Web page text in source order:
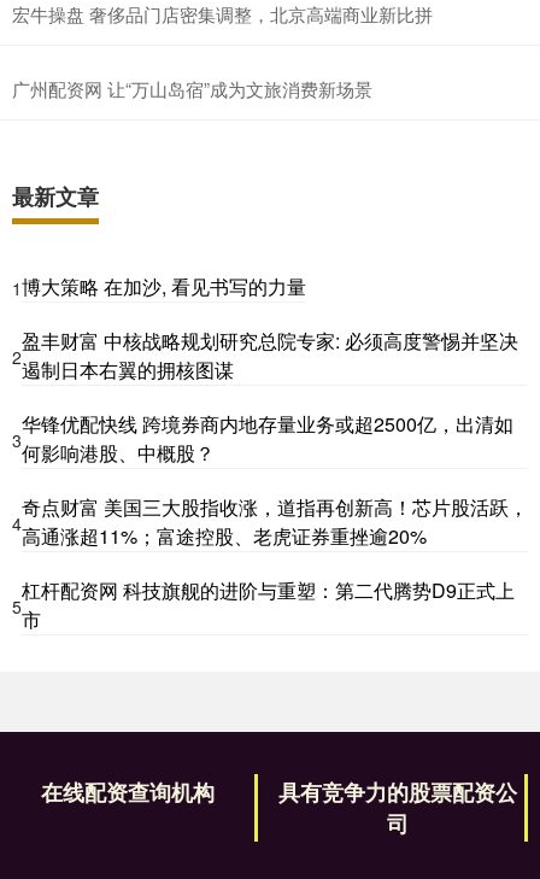
宏牛操盘 奢侈品门店密集调整，北京高端商业新比拼
广州配资网 让“万山岛宿”成为文旅消费新场景
最新文章
1博大策略 在加沙, 看见书写的力量
2
盈丰财富 中核战略规划研究总院专家: 必须高度警惕并坚决
遏制日本右翼的拥核图谋
3
华锋优配快线 跨境券商内地存量业务或超2500亿，出清如
何影响港股、中概股？
4
奇点财富 美国三大股指收涨，道指再创新高！芯片股活跃，
高通涨超11%；富途控股、老虎证券重挫逾20%
5
杠杆配资网 科技旗舰的进阶与重塑：第二代腾势D9正式上
市
在线配资查询机构
具有竞争力的股票配资公
司